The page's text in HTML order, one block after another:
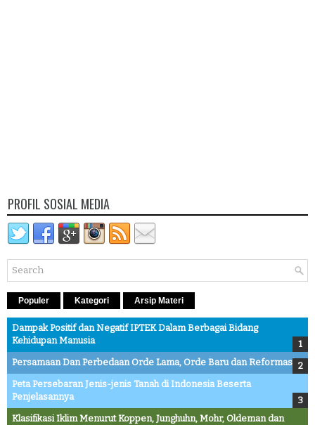
PROFIL SOSIAL MEDIA
Populer Kategori Arsip Materi
Dampak Positif dan Negatif IPTEK Dalam Berbagai Bidang
Kehidupan Manusia
Persamaan Dan Perbedaan Orde Lama, Orde Baru dan Reformasi
Peta Persebaran Jenis-jenis Tanah di Indonesia Beserta
Penjelasannya
Klasifikasi Iklim Menurut Koppen, Junghuhn, Mohr, Oldeman dan